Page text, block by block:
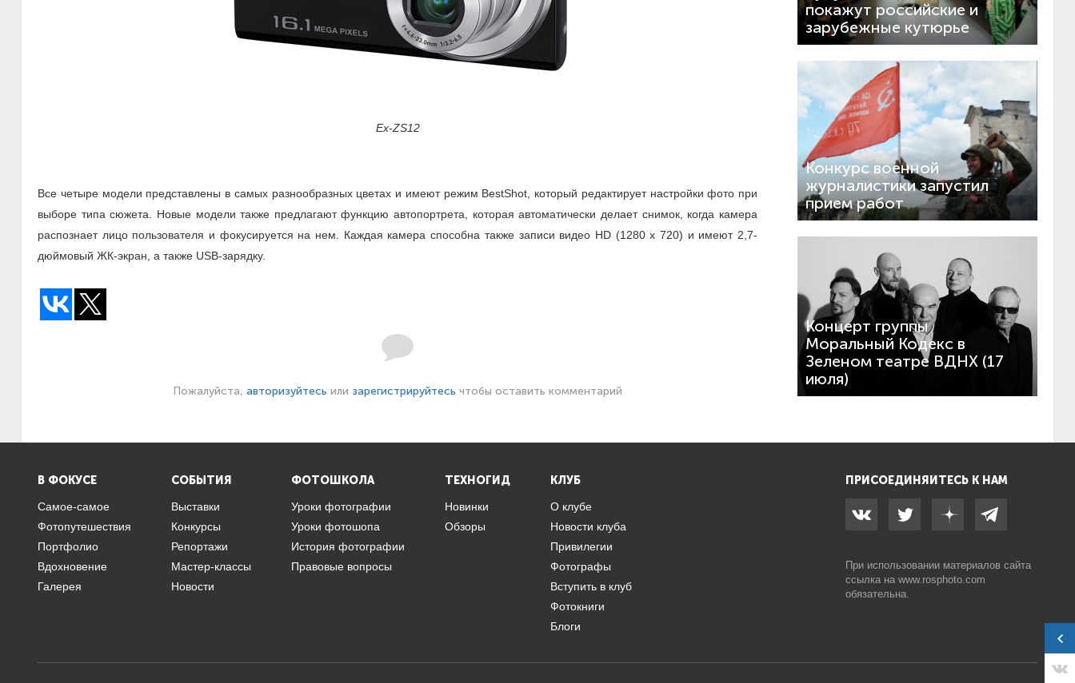
Ex-ZS12
Все четыре модели представлены в самых разнообразных цветах и имеют режим BestShot, который редактирует настройки фото при
выборе типа сюжета. Новые модели также предлагают функцию автопортрета, которая автоматически делает снимок, когда камера
распознает лицо пользователя и фокусируется на нем. Каждая камера способна также записи видео HD (1280 x 720) и имеют 2,7-
дюймовый ЖК-экран, а также USB-зарядку.
Пожалуйста, авторизуйтесь или зарегистрируйтесь чтобы оставить комментарий
покажут российские и
зарубежные кутюрье
Конкурс военной
журналистики запустил
прием работ
Концерт группы
Моральный Кодекс в
Зеленом театре ВДНХ (17
июля)
В ФОКУСЕ
Самое-самое
Фотопутешествия
Портфолио
Вдохновение
Галерея
СОБЫТИЯ
Выставки
Конкурсы
Репортажи
Мастер-классы
Новости
ФОТОШКОЛА
Уроки фотографии
Уроки фотошопа
История фотографии
Правовые вопросы
ТЕХНОГИД
Новинки
Обзоры
КЛУБ
О клубе
Новости клуба
Привилегии
Фотографы
Вступить в клуб
Фотокниги
Блоги
ПРИСОЕДИНЯЙТЕСЬ К НАМ
При использовании материалов сайта
ссылка на www.rosphoto.com
обязательна.